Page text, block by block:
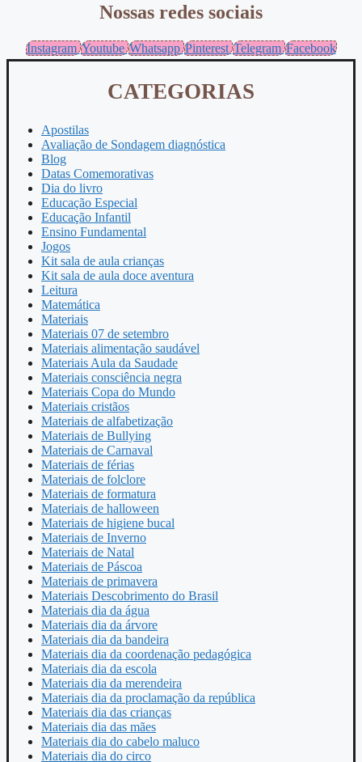
Nossas redes sociais
Instagram Youtube Whatsapp Pinterest Telegram Facebook
CATEGORIAS
Apostilas
Avaliação de Sondagem diagnóstica
Blog
Datas Comemorativas
Dia do livro
Educação Especial
Educação Infantil
Ensino Fundamental
Jogos
Kit sala de aula crianças
Kit sala de aula doce aventura
Leitura
Matemática
Materiais
Materiais 07 de setembro
Materiais alimentação saudável
Materiais Aula da Saudade
Materiais consciência negra
Materiais Copa do Mundo
Materiais cristãos
Materiais de alfabetização
Materiais de Bullying
Materiais de Carnaval
Materiais de férias
Materiais de folclore
Materiais de formatura
Materiais de halloween
Materiais de higiene bucal
Materiais de Inverno
Materiais de Natal
Materiais de Páscoa
Materiais de primavera
Materiais Descobrimento do Brasil
Materiais dia da água
Materiais dia da árvore
Materiais dia da bandeira
Materiais dia da coordenação pedagógica
Materiais dia da escola
Materiais dia da merendeira
Materiais dia da proclamação da república
Materiais dia das crianças
Materiais dia das mães
Materiais dia do cabelo maluco
Materiais dia do circo